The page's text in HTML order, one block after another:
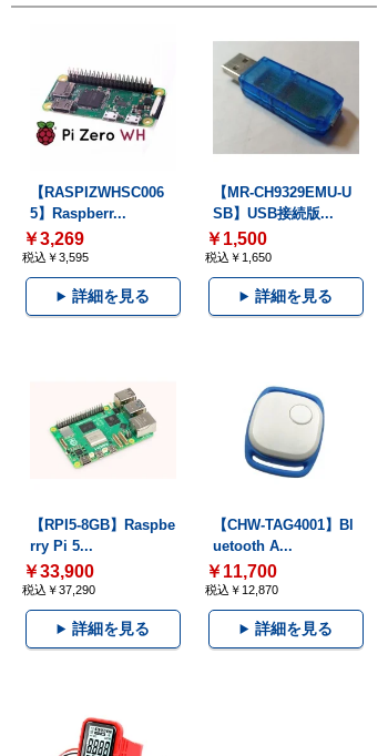
【RASPIZWHSC006
5】Raspberr...
￥3,269
税込￥3,595
詳細を見る
【MR-CH9329EMU-U
SB】USB接続版...
￥1,500
税込￥1,650
詳細を見る
【RPI5-8GB】Raspbe
rry Pi 5...
￥33,900
税込￥37,290
詳細を見る
【CHW-TAG4001】Bl
uetooth A...
￥11,700
税込￥12,870
詳細を見る